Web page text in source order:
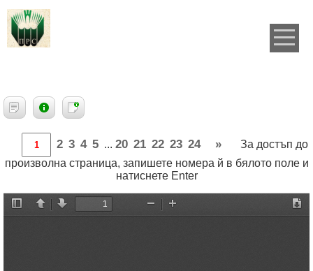
2 3 4 5 ... 20 21 22 23 24 »
За достъп до
произволна страница, запишете номера й в бялото поле и
натиснете Enter